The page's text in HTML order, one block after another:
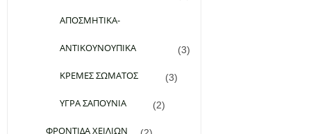
ΑΠΟΣΜΗΤΙΚΑ-
ΑΝΤΙΚΟΥΝΟΥΠΙΚΑ (3)
ΚΡΕΜΕΣ ΣΩΜΑΤΟΣ (3)
ΥΓΡΑ ΣΑΠΟΥΝΙΑ (2)
ΦΡΟΝΤΙΔΑ ΧΕΙΛΙΩΝ